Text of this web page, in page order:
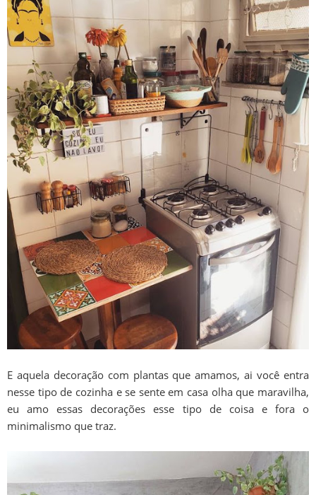
E aquela decoração com plantas que amamos, ai você entra
nesse tipo de cozinha e se sente em casa olha que maravilha,
eu amo essas decorações esse tipo de coisa e fora o
minimalismo que traz.